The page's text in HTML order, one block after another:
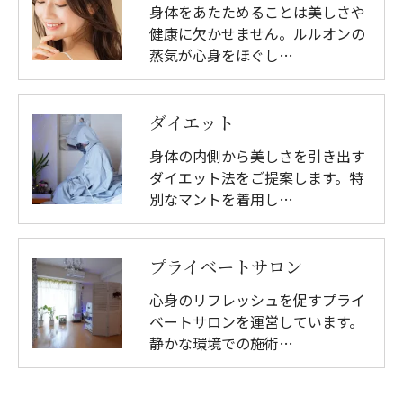
身体をあたためることは美しさや
健康に欠かせません。ルルオンの
蒸気が心身をほぐし…
ダイエット
身体の内側から美しさを引き出す
ダイエット法をご提案します。特
別なマントを着用し…
プライベートサロン
心身のリフレッシュを促すプライ
ベートサロンを運営しています。
静かな環境での施術…